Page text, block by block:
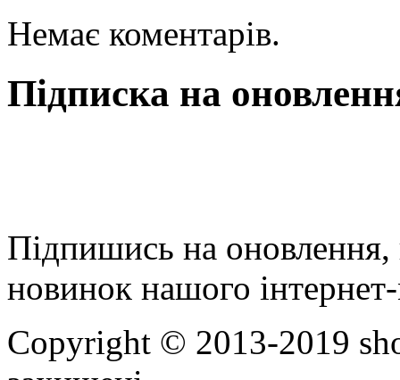
Немає коментарів.
Підписка на
Підпишись на оновлення,
новинок нашого
Copyright © 2013-2019